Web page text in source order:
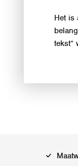
Het is
tekst”